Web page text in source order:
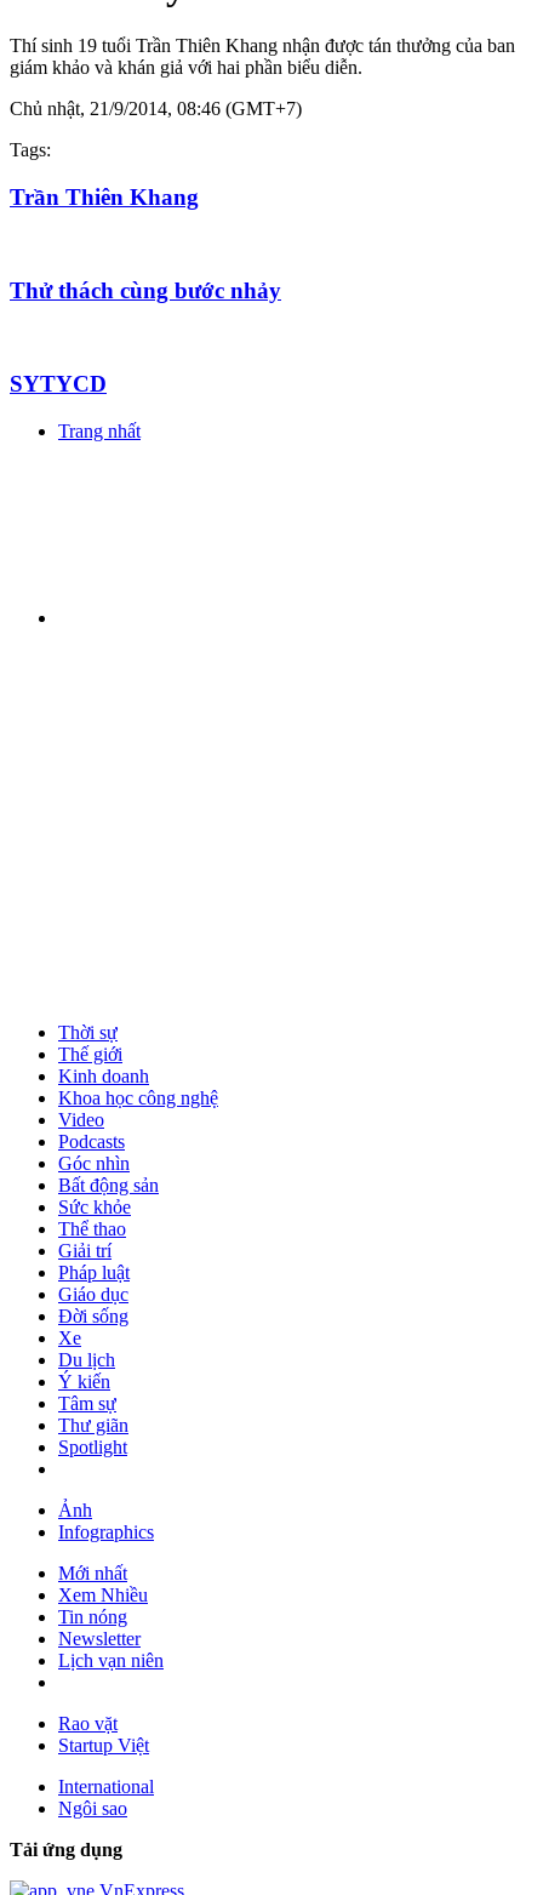
Thí sinh 19 tuổi Trần Thiên Khang nhận được tán thưởng của ban
giám khảo và khán giả với hai phần biểu diễn.
Chủ nhật, 21/9/2014, 08:46 (GMT+7)
Tags:
Trần Thiên Khang
Thử thách cùng bước nhảy
SYTYCD
Trang nhất
Thời sự
Thế giới
Kinh doanh
Khoa học công nghệ
Video
Podcasts
Góc nhìn
Bất động sản
Sức khỏe
Thể thao
Giải trí
Pháp luật
Giáo dục
Đời sống
Xe
Du lịch
Ý kiến
Tâm sự
Thư giãn
Spotlight
Ảnh
Infographics
Mới nhất
Xem Nhiều
Tin nóng
Newsletter
Lịch vạn niên
Rao vặt
Startup Việt
International
Ngôi sao
Tải ứng dụng